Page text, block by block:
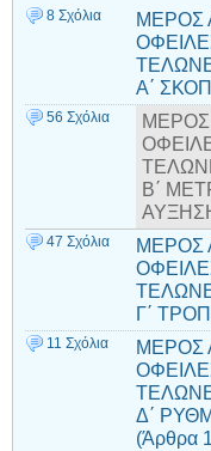
8 Σχόλια
ΜΕΡΟΣ
Α΄
56 Σχόλια
ΜΕΡΟΣ
Β΄
47 Σχόλια
ΜΕΡΟΣ
Γ΄
11 Σχόλια
ΜΕΡΟΣ
Δ΄
(Άρθρα